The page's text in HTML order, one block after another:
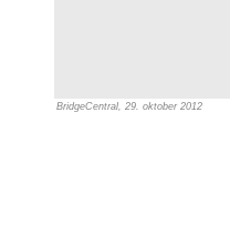
BridgeCentral, 29. oktober 2012